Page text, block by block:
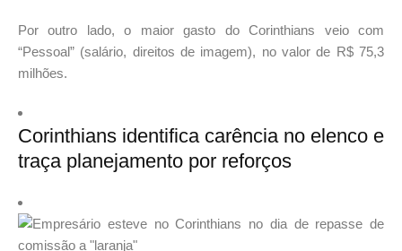
Por outro lado, o maior gasto do Corinthians veio com
“Pessoal” (salário, direitos de imagem), no valor de R$ 75,3
milhões.
Corinthians identifica carência no elenco e
traça planejamento por reforços